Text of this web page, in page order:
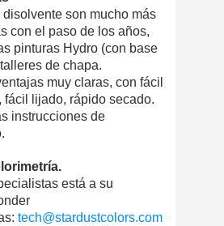
son mucho más
con el paso de los años,
pinturas Hydro (con base
de chapa.
muy claras, con fácil
lijado, rápido secado.
instrucciones de
está a su
tech@stardustcolors.com